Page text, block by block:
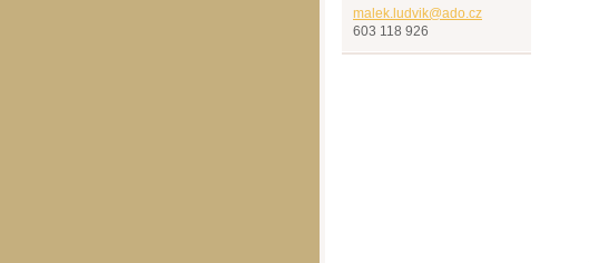
malek.ludvik@ado .cz
603 118 926